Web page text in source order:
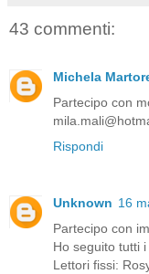
43 commenti:
Michela
Partecipo con
Rispondi
Unknown 16
Partecipo con
Ho seguito tutti
Lettori fissi: